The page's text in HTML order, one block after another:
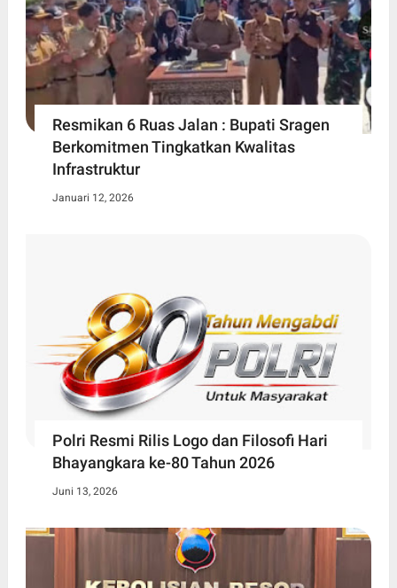
Resmikan 6 Ruas Jalan : Bupati Sragen
Berkomitmen Tingkatkan Kwalitas
Infrastruktur
Januari 12, 2026
Polri Resmi Rilis Logo dan Filosofi Hari
Bhayangkara ke-80 Tahun 2026
Juni 13, 2026